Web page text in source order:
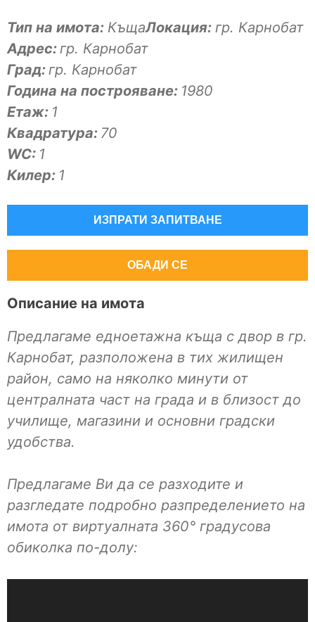
Описание на имота
Предлагаме едноетажна къща с двор в гр.
Карнобат, разположена в тих жилищен
район, само на няколко минути от
централната част на града и в близост до
училище, магазини и основни градски
удобства.
Предлагаме Ви да се разходите и
разгледате подробно разпределението на
имота от виртуалната 360° градусова
обиколка по-долу:
Тип на имота: КъщаЛокация: гр. Карнобат
Адрес:гр. Карнобат
Град:гр. Карнобат
Година на построяване: 1980
Eтаж: 1
Квадратура: 70
WC: 1
Килер: 1
ИЗПРАТИ ЗАПИТВАНЕ
ОБАДИ СЕ